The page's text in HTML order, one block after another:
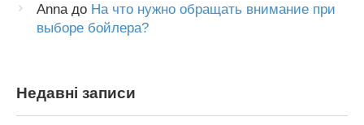
Anna до На что нужно обращать внимание при
выборе бойлера?
Недавні записи